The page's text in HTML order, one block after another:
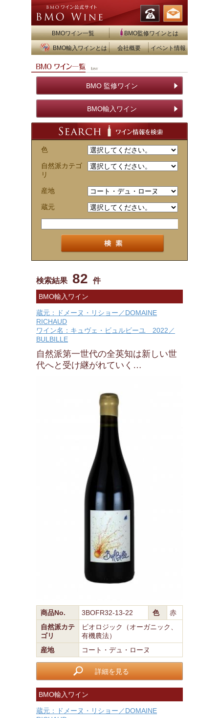
BMOワイン一覧 BMO監修ワインとは
BMO輸入ワインとは 会社概要 イベント情報
BMO 監修ワイン
BMO輸入ワイン
色
自然派カテゴ
リ
産地
蔵元
検索結果 82 件
BMO輸入ワイン
蔵元：ドメーヌ・リショー／DOMAINE
RICHAUD
ワイン名：キュヴェ・ビュルビーユ 2022／
BULBILLE
自然派第一世代の全英知は新しい世
代へと受け継がれていく…
商品No. 3BOFR32-13-22 色
赤
自然派カテ
ゴリ
ビオロジック（オーガニック、
有機農法）
産地
コート・デュ・ローヌ
詳細を見る
BMO輸入ワイン
蔵元：ドメーヌ・リショー／DOMAINE